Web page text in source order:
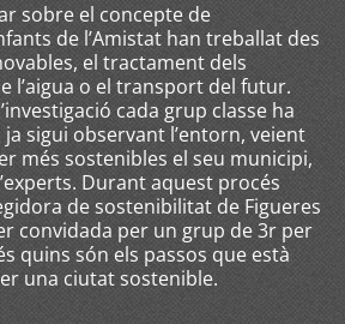
sobre el concepte de
de l’Amistat han treballat des
el tractament dels
l’aigua o el transport del futur.
cada grup classe ha
sigui observant l’entorn, veient
més sostenibles el seu municipi,
Durant aquest procés
de sostenibilitat de Figueres
convidada per un grup de 3r per
quins són els passos que està
una ciutat sostenible.